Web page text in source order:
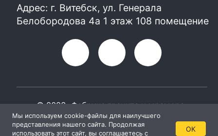
Мы используем cookie-файлы для наилучшего
представления нашего сайта. Продолжая
использовать этот сайт, вы соглашаетесь с
ОК